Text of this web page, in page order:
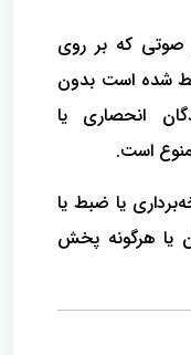
صوتی که بر روی
شده است بدون
انحصاری یا
است.
یا ضبط یا
یا هرگونه پخش